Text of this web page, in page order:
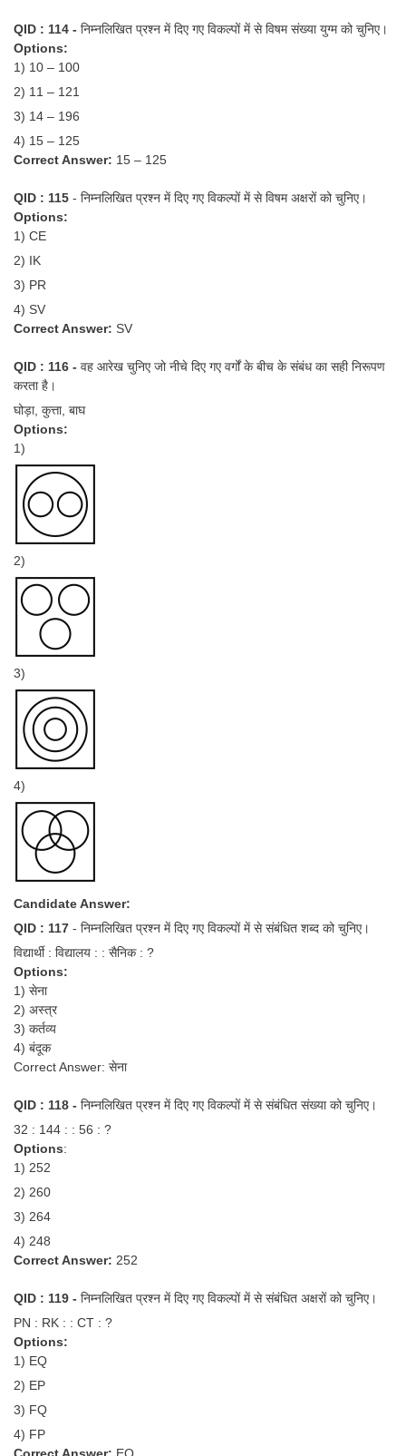
QID : 114 - निम्नलिखित प्रश्न में दिए गए विकल्पों में से विषम संख्या युग्म को चुनिए।
Options:
1) 10 – 100
2) 11 – 121
3) 14 – 196
4) 15 – 125
Correct Answer: 15 – 125
QID : 115 - निम्नलिखित प्रश्न में दिए गए विकल्पों में से विषम अक्षरों को चुनिए।
Options:
1) CE
2) IK
3) PR
4) SV
Correct Answer: SV
QID : 116 - वह आरेख चुनिए जो नीचे दिए गए वर्गों के बीच के संबंध का सही निरूपण
करता है।
घोड़ा, कुत्ता, बाघ
Options:
1)
2)
3)
4)
Candidate Answer:
QID : 117 - निम्नलिखित प्रश्न में दिए गए विकल्पों में से संबंधित शब्द को चुनिए।
विद्यार्थी : विद्यालय : : सैनिक : ?
Options:
1) सेना
2) अस्त्र
3) कर्तव्य
4) बंदूक
Correct Answer: सेना
QID : 118 - निम्नलिखित प्रश्न में दिए गए विकल्पों में से संबंधित संख्या को चुनिए।
32 : 144 : : 56 : ?
Options:
1) 252
2) 260
3) 264
4) 248
Correct Answer: 252
QID : 119 - निम्नलिखित प्रश्न में दिए गए विकल्पों में से संबंधित अक्षरों को चुनिए।
PN : RK : : CT : ?
Options:
1) EQ
2) EP
3) FQ
4) FP